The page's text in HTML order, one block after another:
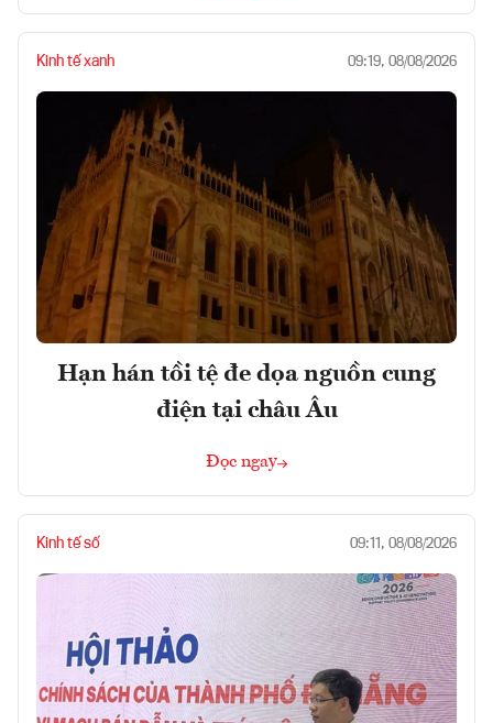
Kinh tế xanh 09:19, 08/08/2026
Hạn hán tồi tệ đe dọa nguồn cung
điện tại châu Âu
Đọc ngay
Kinh tế số 09:11, 08/08/2026